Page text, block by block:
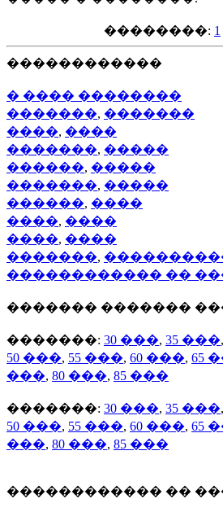
��������: 1
������������
� ���� ��������
�������, �������
����, ����
�������, �����
������, �����
�������, �����
������, ����
����, ����
����, ����
�������,
������������ ��
������� �������
�������: 30 ���, 35 ���,
50 ���, 55 ���, 60 ���, 65
���, 80 ���, 85 ���
�������: 30 ���, 35 ���,
50 ���, 55 ���, 60 ���, 65
���, 80 ���, 85 ���
������������ ��